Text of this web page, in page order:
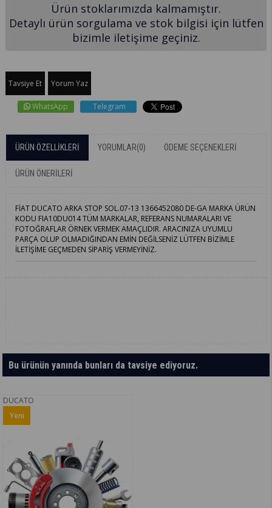
Ürün stoklarımızda kalmamıştır.
Detaylı ürün sorgulama ve stok bilgisi için lütfen
bizimle iletişime geçiniz.
Tavsiye Et Yorum Yaz
WhatsApp Telegram
ÜRÜN ÖZELLIKLERI YORUMLAR(0) ÖDEME SEÇENEKLERI
ÜRÜN ÖNERILERI
FİAT DUCATO ARKA STOP SOL.07-13 1366452080 DE-GA MARKA ÜRÜN
KODU FIA10DU014 TÜM MARKALAR, REFERANS NUMARALARI VE
FOTOĞRAFLAR ÖRNEK VERMEK AMAÇLIDIR. ARACINIZA UYUMLU
PARÇA OLUP OLMADIĞINDAN EMİN DEĞİLSENİZ LÜTFEN BİZİMLE
İLETİŞİME GEÇMEDEN SİPARİŞ VERMEYİNİZ.
Bu ürünün yanında bunları da tavsiye ediyoruz.
DUCATO
Yeni